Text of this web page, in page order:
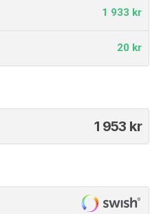
1 933 kr
20 kr
1 953 kr